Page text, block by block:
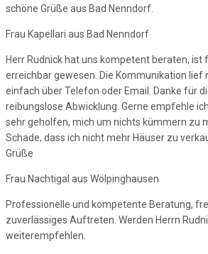
schöne Grüße aus Bad Nenndorf.
Frau Kapellari aus Bad Nenndorf
Herr Rudnick hat uns kompetent beraten, ist
erreichbar gewesen. Die Kommunikation lief
einfach über Telefon oder Email. Danke für
reibungslose Abwicklung. Gerne empfehle
sehr geholfen, mich um nichts kümmern zu
Schade, dass ich nicht mehr Häuser zu
Grüße
Frau Nachtigal aus Wölpinghausen
Professionelle und kompetente Beratung,
zuverlässiges Auftreten. Werden Herrn
weiterempfehlen.